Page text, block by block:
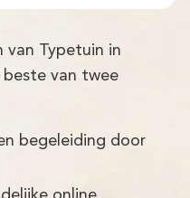
van Typetuin in
van twee
begeleiding door